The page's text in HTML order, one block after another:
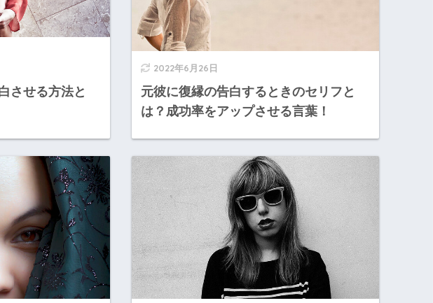
させる方法と
2022年6月26日
元彼に復縁の告白するときのセリフと
は？成功率をアップさせる言葉！